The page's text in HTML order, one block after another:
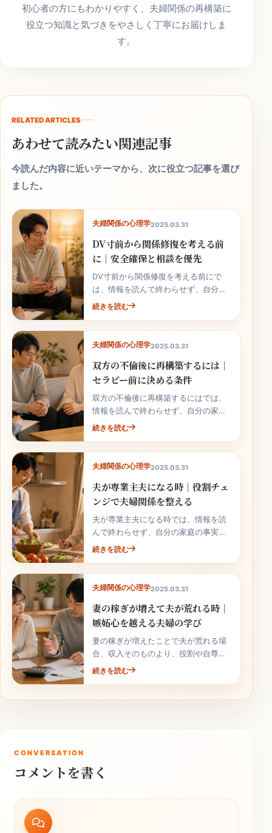
初心者の方にもわかりやすく、夫婦関係の再構築に
役立つ知識と気づきをやさしく丁寧にお届けしま
す。
RELATED ARTICLES
あわせて読みたい関連記事
今読んだ内容に近いテーマから、次に役立つ記事を選び
ました。
夫婦関係の心理学2025.03.31
DV寸前から関係修復を考える前
に｜安全確保と相談を優先
DV寸前から関係修復を考える前にで
は、情報を読んで終わらせず、自分の
家庭の事実と次の行動へ落とし込むこ
続きを読む
夫婦関係の心理学2025.03.31
双方の不倫後に再構築するには｜
セラピー前に決める条件
双方の不倫後に再構築するにはでは、
情報を読んで終わらせず、自分の家庭
の事実と次の行動へ落とし込むことが
続きを読む
夫婦関係の心理学2025.03.31
夫が専業主夫になる時｜役割チェ
ンジで夫婦関係を整える
夫が専業主夫になる時では、情報を読
んで終わらせず、自分の家庭の事実と
次の行動へ落とし込むことが大切で
続きを読む
夫婦関係の心理学2025.03.31
妻の稼ぎが増えて夫が荒れる時｜
嫉妬心を越える夫婦の学び
妻の稼ぎが増えたことで夫が荒れる場
合、収入そのものより、役割や自尊心
の揺れが関係していることがありま
続きを読む
CONVERSATION
コメントを書く